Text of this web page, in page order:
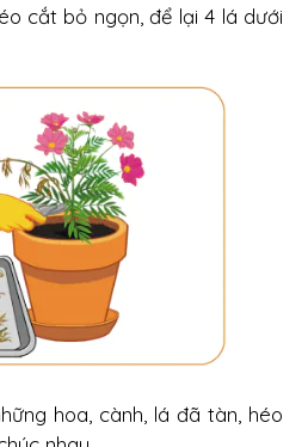
cắt bỏ ngọn, để lại 4 lá dưới
hoa, cành, lá đã tàn, héo